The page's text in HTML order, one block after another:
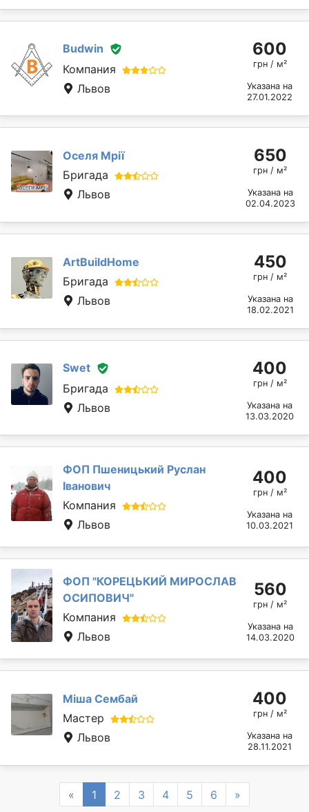
Budwin
Компания
Львов
600
грн / м²
Указана на
27.01.2022
Оселя Мрії
Бригада
Львов
650
грн / м²
Указана на
02.04.2023
ArtBuildHome
Бригада
Львов
450
грн / м²
Указана на
18.02.2021
Swet
Бригада
Львов
400
грн / м²
Указана на
13.03.2020
ФОП Пшеницький Руслан
Іванович
Компания
Львов
400
грн / м²
Указана на
10.03.2021
ФОП "КОРЕЦЬКИЙ МИРОСЛАВ
ОСИПОВИЧ"
Компания
Львов
560
грн / м²
Указана на
14.03.2020
Міша Сембай
Мастер
Львов
400
грн / м²
Указана на
28.11.2021
« Previous
1 2 3 4 5 6 »